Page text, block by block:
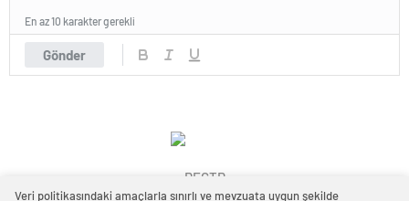
Gönder
En az 10 karakter gerekli
REGTR
Veri politikasındaki amaçlarla sınırlı ve mevzuata uygun şekilde